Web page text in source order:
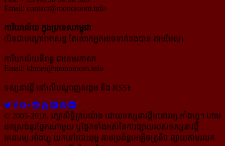
Email: contact@monoroom.info
ការិយាល័យ ក្នុង​ប្រទេស​កម្ពុជា
(បិទជាបណ្ដោះអាសន្ន តែលោកអ្នកអាចទាក់ទងបាន តាមមែល)
ការិយាល័យនិពន្ធ ជាខេមរភាសា
Email: khmer@monoroom.info
ទស្សនាវដ្ដី​ នៅលើបណ្ដាញសង្គម និង RSS៖
© 2005-2018, រក្សាសិទ្ធិគ្រប់យ៉ាង ដោយទស្សនាវដ្ដី​មនោរម្យ.អាំងហ្វូ។ ហាម​
ដក​ស្រង់​នូវ​ផ្នែក​ណា​មួយ​ ឬ​ផ្នែក​ទាំង​អស់​នៃ​ការ​ផ្សាយ​របស់​ទស្សនាវដ្ដី​​
មនោរម្យ.អាំងហ្វូ យក​ទៅ​​បោះពុម្ព តាម​ប្រព័ន្ធ​អេឡិច​ត្រូនិច ផ្សាយ​តាម​រលក​